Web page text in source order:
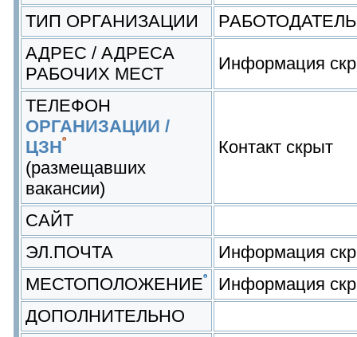
ТИП ОРГАНИЗАЦИИ
РАБОТОДАТЕЛЬ
АДРЕС / АДРЕСА
РАБОЧИХ МЕСТ
Информация
ТЕЛЕФОН
ОРГАНИЗАЦИИ /
ЦЗН
(размещавших
вакансии)
Контакт скрыт
САЙТ
ЭЛ.ПОЧТА
Информация
МЕСТОПОЛОЖЕНИЕ
Информация
ДОПОЛНИТЕЛЬНО